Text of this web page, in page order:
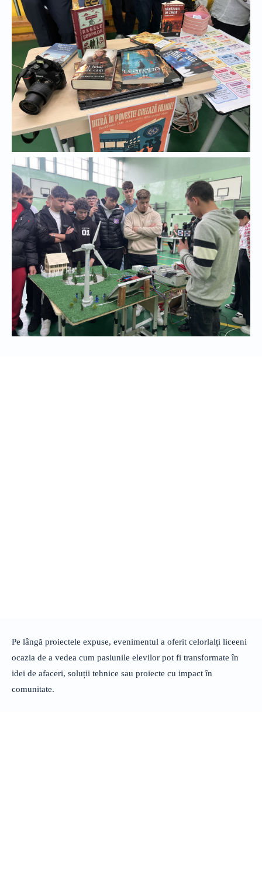
Pe lângă proiectele expuse, evenimentul a oferit celorlalți liceeni
ocazia de a vedea cum pasiunile elevilor pot fi transformate în
idei de afaceri, soluții tehnice sau proiecte cu impact în
comunitate.